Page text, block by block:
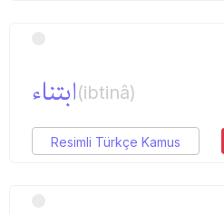
ابتناء(ibtinâ)
Resimli Türkçe Kamus